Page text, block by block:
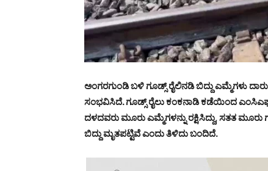
ಅಂಗರಗುಂಡಿ ಬಳಿ ಗೂಡ್ಸ್ ರೈಲಿನಡಿ ಬಿದ್ದು ಎಮ್ಮೆಗಳು
ಸಂಭವಿಸಿದೆ. ಗೂಡ್ಸ್ ರೈಲು ಕಂಕನಾಡಿ ಕಡೆಯಿಂದ
ದಳದವರು ಮೂರು ಎಮ್ಮೆಗಳನ್ನು ರಕ್ಷಿಸಿದ್ದು, ಸತತ
ಬಿದ್ದು ಮೃತಪಟ್ಟಿವೆ ಎಂದು ತಿಳಿದು ಬಂದಿದೆ.